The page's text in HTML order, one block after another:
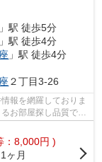
」駅 徒歩5分
」駅 徒歩4分
」駅 徒歩4分
２丁目3-26
報を網羅しておりま
お部屋探し品質であ
：8,000円 )
1ヶ月